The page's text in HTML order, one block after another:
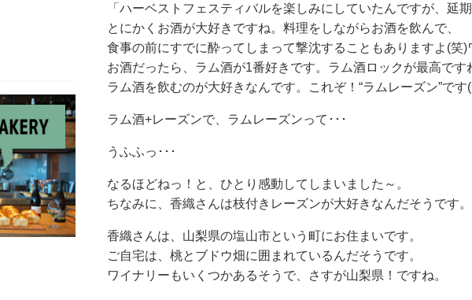
「ハーベストフェスティバルを楽しみにしていたんですが、延
とにかくお酒が大好きですね。料理をしながらお酒を飲んで、
食事の前にすでに酔ってしまって撃沈することもありますよ(笑
お酒だったら、ラム酒が1番好きです。ラム酒ロックが最高で
ラム酒を飲むのが大好きなんです。これぞ！“ラムレーズン”です
ラム酒+レーズンで、ラムレーズンって･･･
うふふっ･･･
なるほどねっ！と、ひとり感動してしまいました～。
ちなみに、香織さんは枝付きレーズンが大好きなんだそうです。
香織さんは、山梨県の塩山市という町にお住まいです。
ご自宅は、桃とブドウ畑に囲まれているんだそうです。
ワイナリーもいくつかあるそうで、さすが山梨県！ですね。